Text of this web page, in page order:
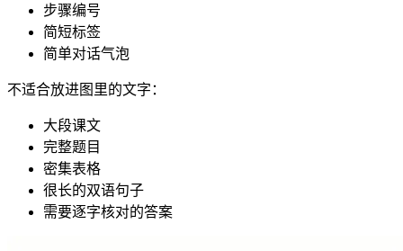
步骤编号
简短标签
简单对话气泡
不适合放进图里的文字：
大段课文
完整题目
密集表格
很长的双语句子
需要逐字核对的答案